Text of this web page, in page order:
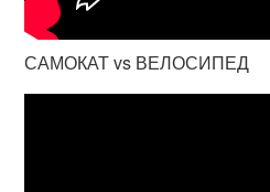
САМОКАТ vs ВЕЛОСИПЕД